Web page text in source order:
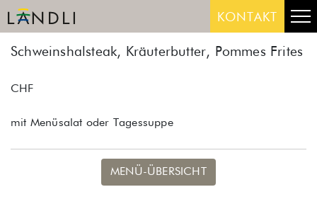
Skip
to
KONTAKT
Schweinshalsteak, Kräuterbutter, Pommes Frites
CHF
mit Menüsalat oder Tagessuppe
MENÜ-ÜBERSICHT